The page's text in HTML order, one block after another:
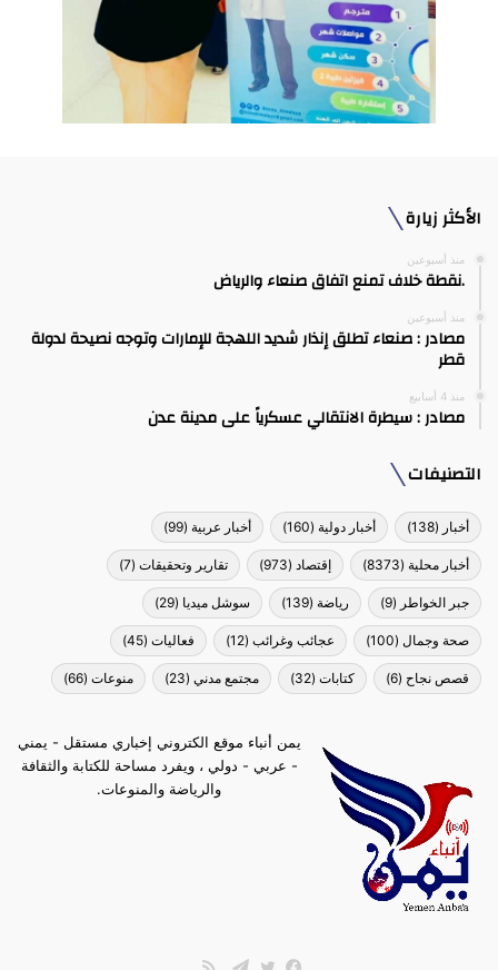
الأكثر زيارة
منذ أسبوعين
.نقطة خلاف تمنع اتفاق صنعاء والرياض
منذ أسبوعين
مصادر : صنعاء تطلق إنذار شديد اللهجة للإمارات وتوجه نصيحة لدولة
قطر
منذ 4 أسابيع
مصادر : سيطرة الانتقالي عسكرياً على مدينة عدن
التصنيفات
أخبار (138) أخبار دولية (160) أخبار عربية (99)
أخبار محلية (8373) إقتصاد (973) تقارير وتحقيقات (7)
جبر الخواطر (9) رياضة (139) سوشل ميديا (29)
صحة وجمال (100) عجائب وغرائب (12) فعاليات (45)
قصص نجاح (6) كتابات (32) مجتمع مدني (23) منوعات (66)
يمن أنباء موقع الكتروني إخباري مستقل - يمني
- عربي - دولي ، ويفرد مساحة للكتابة والثقافة
والرياضة والمنوعات.